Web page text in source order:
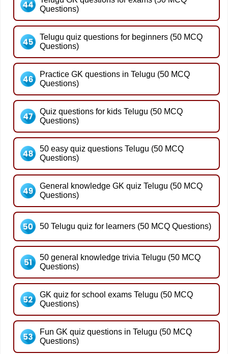
Questions)
Telugu quiz questions for beginners (50 MCQ
Questions)
Practice GK questions in Telugu (50 MCQ
Questions)
Quiz questions for kids Telugu (50 MCQ
Questions)
50 easy quiz questions Telugu (50 MCQ
Questions)
General knowledge GK quiz Telugu (50 MCQ
Questions)
50 Telugu quiz for learners (50 MCQ Questions)
50 general knowledge trivia Telugu (50 MCQ
Questions)
GK quiz for school exams Telugu (50 MCQ
Questions)
Fun GK quiz questions in Telugu (50 MCQ
Questions)